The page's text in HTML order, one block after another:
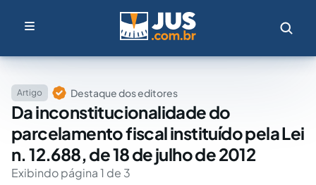
Artigo Destaque dos editores
Da inconstitucionalidade do
parcelamento fiscal instituído pela Lei
n. 12.688, de 18 de julho de 2012
Exibindo página 1 de 3